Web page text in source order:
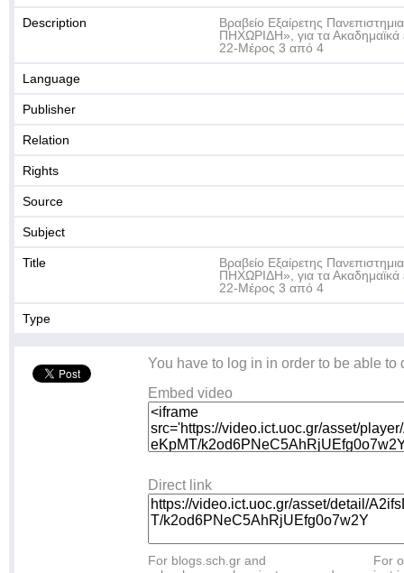
Description
Βραβείο Εξαίρετης
ΠΗΧΩΡΙΔΗ», για τα
22-Μέρος 3 από 4
Language
Publisher
Relation
Rights
Source
Subject
Title
Βραβείο Εξαίρετης
ΠΗΧΩΡΙΔΗ», για τα
22-Μέρος 3 από 4
Type
You have to log in in order to be able to
Embed video
Direct link
For blogs.sch.gr and
For